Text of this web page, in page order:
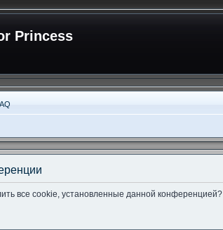
Princess
все cookie, установленные данной конференцией?